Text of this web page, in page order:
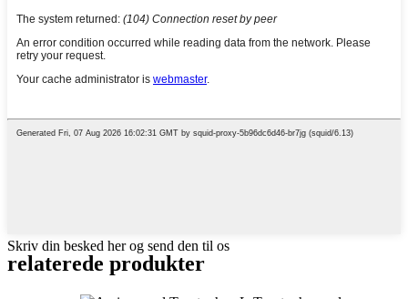
Skriv din besked her og send den til os
relaterede produkter